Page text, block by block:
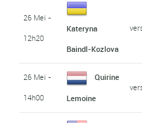
26 Mei -
12h20
Kateryna
Baindl-Kozlova
26 Mei -
14h00
Quirine
Lemoine